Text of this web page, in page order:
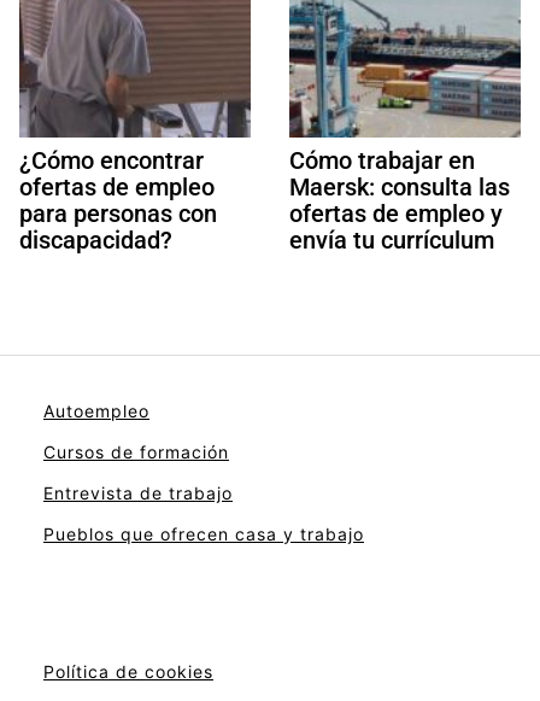
¿Cómo encontrar
ofertas de empleo
para personas con
discapacidad?
Cómo trabajar en
Maersk: consulta las
ofertas de empleo y
envía tu currículum
Autoempleo
Cursos de formación
Entrevista de trabajo
Pueblos que ofrecen casa y trabajo
Política de cookies